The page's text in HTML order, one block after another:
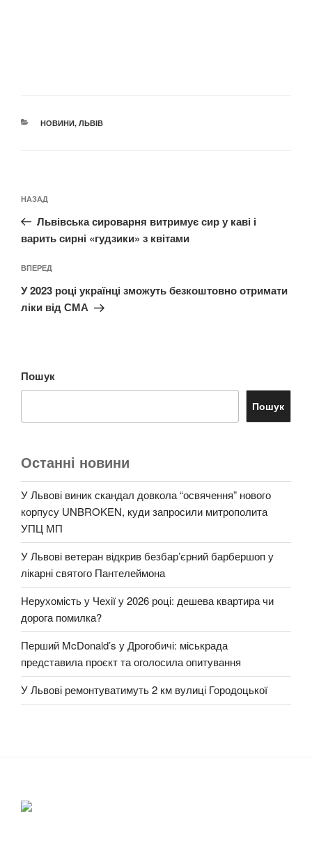
КАТЕГОРІЇ
НОВИНИ, ЛЬВІВ
записів
Попередній
запис:
НАЗАД
Львівська сироварня витримує сир у каві і
варить сирні «гудзики» з квітами
Наступний
запис
ВПЕРЕД
У 2023 році українці зможуть безкоштовно отримати
ліки від СМА
Пошук
Пошук
Останні новини
У Львові виник скандал довкола “освячення” нового
корпусу UNBROKEN, куди запросили митрополита
УПЦ МП
У Львові ветеран відкрив безбар’єрний барбершоп у
лікарні святого Пантелеймона
Нерухомість у Чехії у 2026 році: дешева квартира чи
дорога помилка?
Перший McDonald’s у Дрогобичі: міськрада
представила проєкт та оголосила опитування
У Львові ремонтуватимуть 2 км вулиці Городоцької